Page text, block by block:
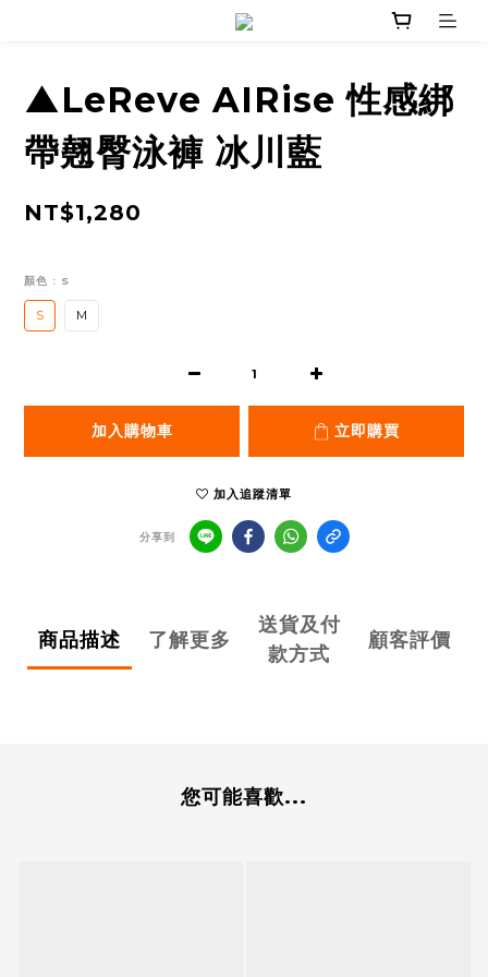
▲LeReve AIRise 性感綁
帶翹臀泳褲 冰川藍
NT$1,280
顏色 : S
S M
加入購物車 立即購買
加入追蹤清單
分享到
商品描述 了解更多
送貨及付
款方式
顧客評價
您可能喜歡...